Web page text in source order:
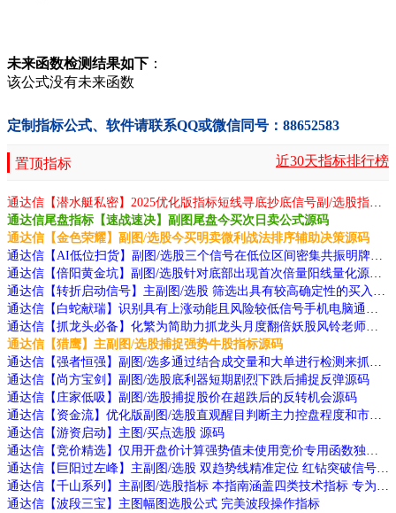
未来函数检测结果如下 ：
该公式没有未来函数
定制指标公式、软件请联系QQ或微信同号：88652583
置顶指标 近30天指标排行榜
通达信尾盘指标【速战速决】副图尾盘今买次日卖公式源码
通达信【金色荣耀】副图/选股今买明卖微利战法排序辅助决策源码
通达信【猎鹰】主副图/选股捕捉强势牛股指标源码
通达信【尚方宝剑】副图/选股底利器短期剧烈下跌后捕捉反弹源码
通达信【庄家低吸】副图/选股捕捉股价在超跌后的反转机会源码
通达信【游资启动】主图/买点选股 源码
通达信【波段三宝】主图幅图选股公式 完美波段操作指标